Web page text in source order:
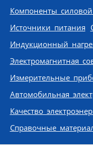
Компоненты
Источники питания
Индукционный
Электромагнитная
Измерительные
Автомобильная
Качество
Справочные